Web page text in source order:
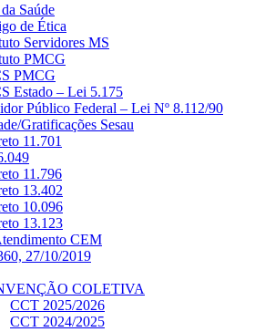
Saúde
de Ética
Servidores MS
PMCG
PMCG
Estado – Lei 5.175
Público Federal – Lei Nº 8.112/90
Gratificações Sesau
11.701
11.796
13.402
10.096
13.123
CEM
27/10/2019
COLETIVA
CCT 2025/2026
CCT 2024/2025